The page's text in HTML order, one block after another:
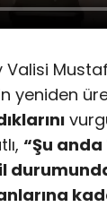
Valisi
yeniden
“Şu